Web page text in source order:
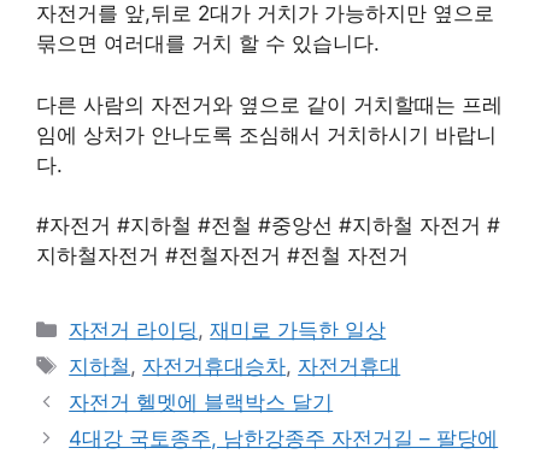
자전거를 앞,뒤로 2대가 거치가 가능하지만 옆으로
묶으면 여러대를 거치 할 수 있습니다.
다른 사람의 자전거와 옆으로 같이 거치할때는 프레
임에 상처가 안나도록 조심해서 거치하시기 바랍니
다.
#자전거 #지하철 #전철 #중앙선 #지하철 자전거 #
지하철자전거 #전철자전거 #전철 자전거
Categories
자전거 라이딩,재미로 가득한 일상
Tags
지하철, 자전거휴대승차, 자전거휴대
자전거 헬멧에 블랙박스 달기
4대강 국토종주, 남한강종주 자전거길 – 팔당에